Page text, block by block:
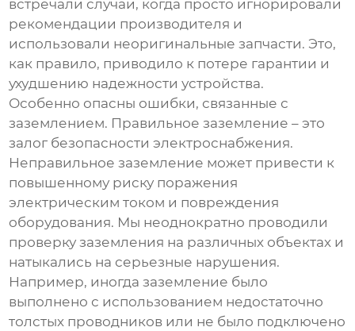
встречали случаи, когда просто игнорировали
рекомендации производителя и
использовали неоригинальные запчасти. Это,
как правило, приводило к потере гарантии и
ухудшению надежности устройства.
Особенно опасны ошибки, связанные с
заземлением. Правильное заземление – это
залог безопасности электроснабжения.
Неправильное заземление может привести к
повышенному риску поражения
электрическим током и повреждения
оборудования. Мы неоднократно проводили
проверку заземления на различных объектах и
натыкались на серьезные нарушения.
Например, иногда заземление было
выполнено с использованием недостаточно
толстых проводников или не было подключено